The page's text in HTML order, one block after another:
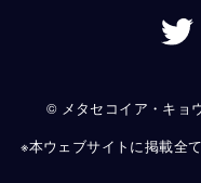
© メタセコイア・キョ
※本ウェブサイトに掲載全